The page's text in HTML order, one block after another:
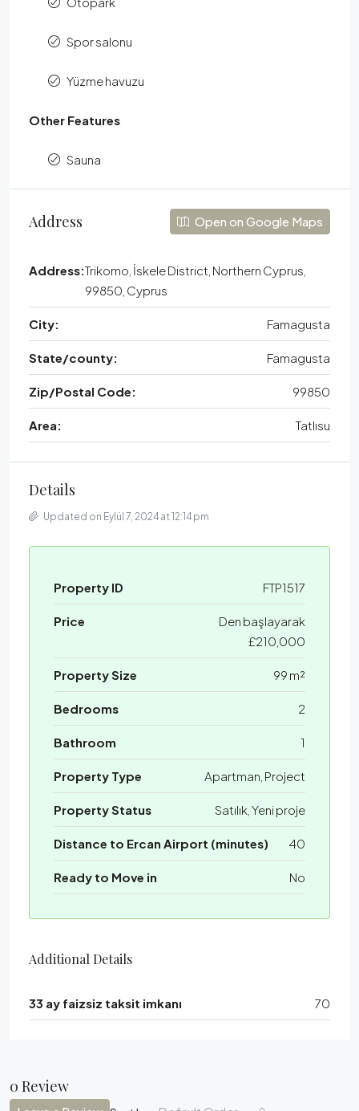
Spor salonu
Yüzme havuzu
Other Features
Sauna
Address Open on Google Maps
Address:Trikomo, İskele District, Northern Cyprus,
99850, Cyprus
City: Famagusta
State/county: Famagusta
Zip/Postal Code: 99850
Area: Tatlısu
Details
Updated on Eylül 7, 2024 at 12:14 pm
Property ID FTP1517
Price
Den başlayarak
£210,000
Property Size 99 m²
Bedrooms 2
Bathroom 1
Property Type Apartman, Project
Property Status Satılık, Yeni proje
Distance to Ercan Airport (minutes) 40
Ready to Move in No
Additional Details
33 ay faizsiz taksit imkanı 70
0 Review